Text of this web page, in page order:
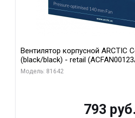
Вентилятор корпусной ARCTIC
(black/black) - retail
Модель: 81642
793 руб.